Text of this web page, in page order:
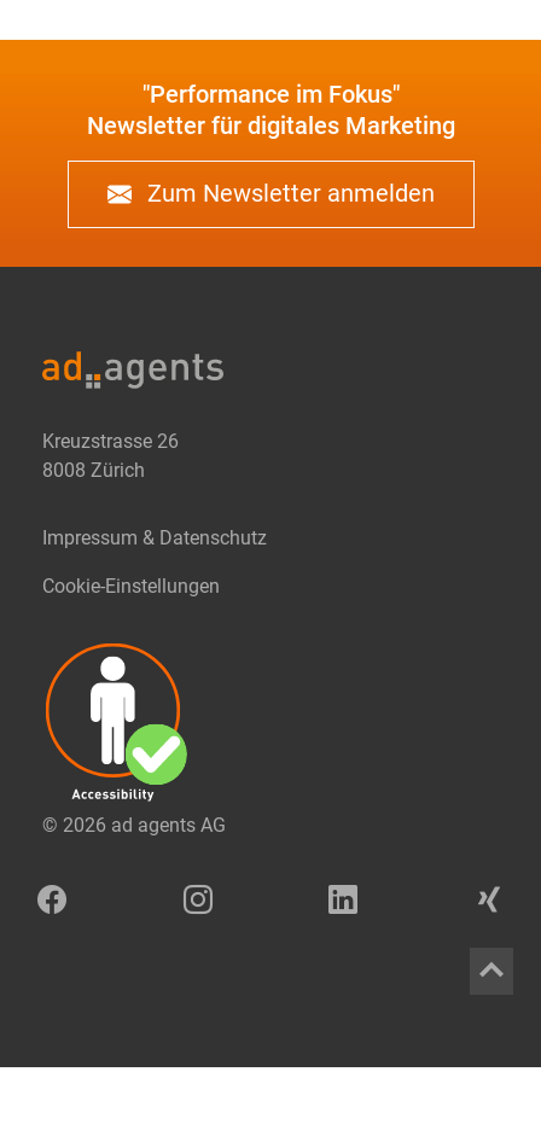
"Performance im Fokus"
Newsletter für digitales Marketing
Zum Newsletter anmelden
Kreuzstrasse 26
8008 Zürich
Impressum & Datenschutz
Cookie-Einstellungen
© 2026 ad agents AG
Facebook Instagram LinkedIn Xing